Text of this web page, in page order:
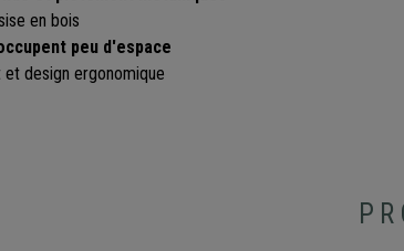
en bois
peu d'espace
et design ergonomique